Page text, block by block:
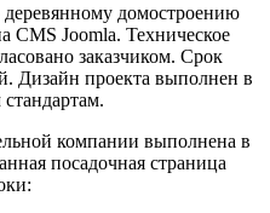
домостроению
CMS Joomla. Техническое
заказчиком. Срок
Дизайн проекта выполнен в
компании выполнена в
посадочная страница